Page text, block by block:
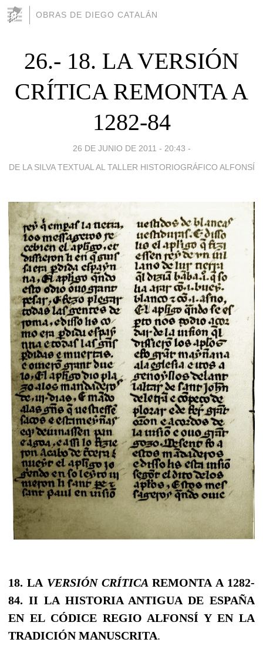
OBRAS DE DIEGO CATALÁN
26.- 18. LA VERSIÓN
CRÍTICA REMONTA A
1282-84
26 DE JUNIO DE 2011 - 20:43 -
DE LA SILVA TEXTUAL AL TALLER HISTORIOGRÁFICO ALFONSÍ
18. LA VERSIÓN CRÍTICAREMONTA A 1282-
84. II LA HISTORIA ANTIGUA DE ESPAÑA
EN EL CÓDICE REGIO ALFONSÍ Y EN LA
TRADICIÓN MANUSCRITA.